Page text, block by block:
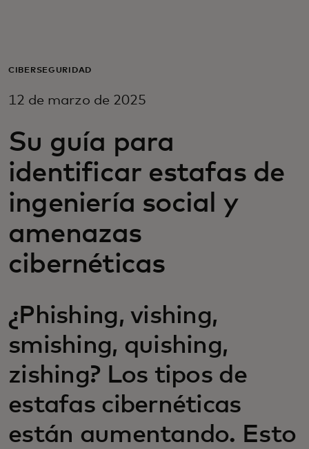
Para empresas
Para innovadores
Noticias y tendencias
CIBERSEGURIDAD
12 de marzo de 2025
Su guía para
identificar estafas de
ingeniería social y
amenazas
cibernéticas
¿Phishing, vishing,
smishing, quishing,
zishing? Los tipos de
estafas cibernéticas
están aumentando. Esto